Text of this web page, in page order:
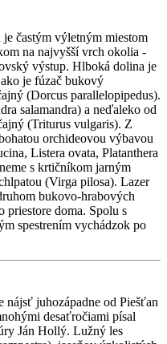
častým výletným miestom
na najvyšší vrch okolia -
výstup. Hlboká dolina je
je fúzač bukový
(Dorcus parallelopipedus).
salamandra) a neďaleko od
(Triturus vulgaris). Z
orchideovou výbavou
Listera ovata, Platanthera
s krtičníkom jarným
(Virga pilosa). Lazer
bukovo-hrabových
priestore doma. Spolu s
spestrením vychádzok po
nájsť juhozápadne od Piešťan
desaťročiami písal
Ján Hollý. Lužný les